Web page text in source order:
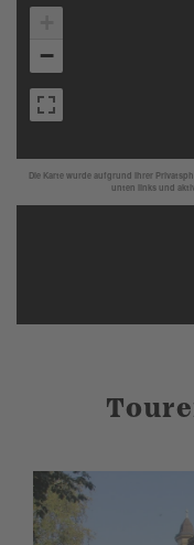
Die Karte wurde aufgrund Ihrer
unten links und
−